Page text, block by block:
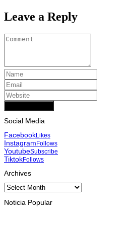
Leave a Reply
Social Media
FacebookLikes
InstagramFollows
YoutubeSubscribe
TiktokFollows
Archives
Archives
Noticia Popular